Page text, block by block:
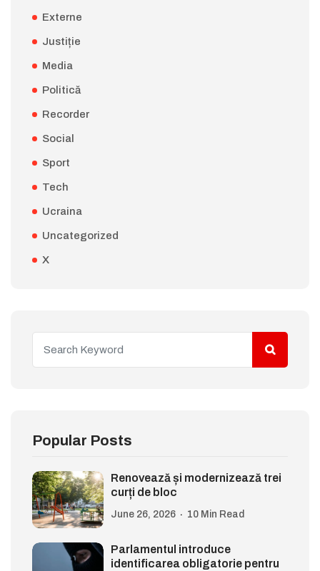
Externe
Justiție
Media
Politică
Recorder
Social
Sport
Tech
Ucraina
Uncategorized
X
Popular Posts
Renovează și modernizează trei
curți de bloc
June 26, 2026 10 Min Read
Parlamentul introduce
identificarea obligatorie pentru